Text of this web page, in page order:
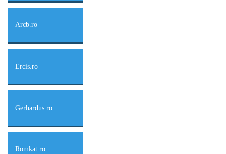
Arcb.ro
Ercis.ro
Gerhardus.ro
Romkat.ro